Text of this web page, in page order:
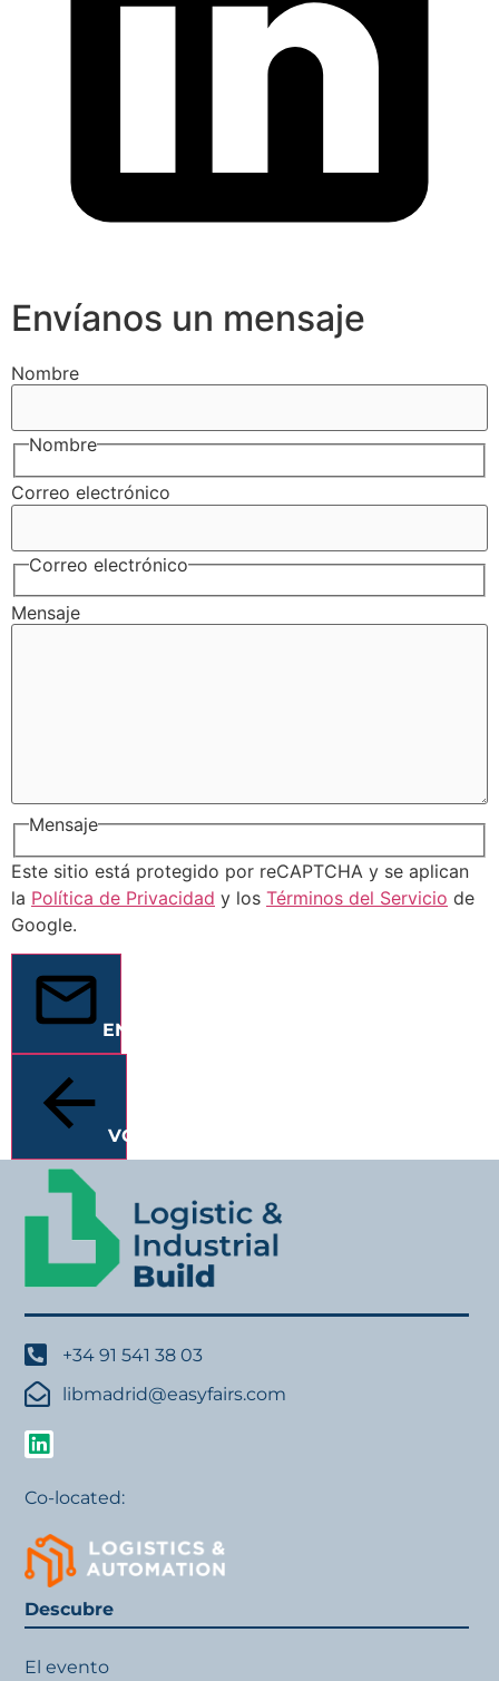
Envíanos un mensaje
Nombre
Nombre
Correo electrónico
Correo electrónico
Mensaje
Mensaje
Este sitio está protegido por reCAPTCHA y se aplican
la Política de Privacidad y los Términos del Servicio de
Google.
ENVIAR
VOLVER
+34 91 541 38 03
libmadrid@easyfairs.com
Co-located:
Descubre
El evento